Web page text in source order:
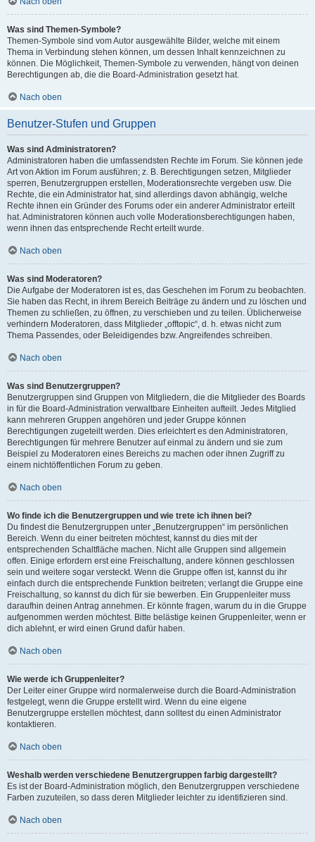
Was sind Themen-Symbole?
Themen-Symbole sind vom Autor ausgewählte Bilder, welche mit einem
Thema in Verbindung stehen können, um dessen Inhalt kennzeichnen zu
können. Die Möglichkeit, Themen-Symbole zu verwenden, hängt von deinen
Berechtigungen ab, die die Board-Administration gesetzt hat.
Nach oben
Benutzer-Stufen und Gruppen
Was sind Administratoren?
Administratoren haben die umfassendsten Rechte im Forum. Sie können jede
Art von Aktion im Forum ausführen; z. B. Berechtigungen setzen, Mitglieder
sperren, Benutzergruppen erstellen, Moderationsrechte vergeben usw. Die
Rechte, die ein Administrator hat, sind allerdings davon abhängig, welche
Rechte ihnen ein Gründer des Forums oder ein anderer Administrator erteilt
hat. Administratoren können auch volle Moderationsberechtigungen haben,
wenn ihnen das entsprechende Recht erteilt wurde.
Nach oben
Was sind Moderatoren?
Die Aufgabe der Moderatoren ist es, das Geschehen im Forum zu beobachten.
Sie haben das Recht, in ihrem Bereich Beiträge zu ändern und zu löschen und
Themen zu schließen, zu öffnen, zu verschieben und zu teilen. Üblicherweise
verhindern Moderatoren, dass Mitglieder „offtopic“, d. h. etwas nicht zum
Thema Passendes, oder Beleidigendes bzw. Angreifendes schreiben.
Nach oben
Was sind Benutzergruppen?
Benutzergruppen sind Gruppen von Mitgliedern, die die Mitglieder des Boards
in für die Board-Administration verwaltbare Einheiten aufteilt. Jedes Mitglied
kann mehreren Gruppen angehören und jeder Gruppe können
Berechtigungen zugeteilt werden. Dies erleichtert es den Administratoren,
Berechtigungen für mehrere Benutzer auf einmal zu ändern und sie zum
Beispiel zu Moderatoren eines Bereichs zu machen oder ihnen Zugriff zu
einem nichtöffentlichen Forum zu geben.
Nach oben
Wo finde ich die Benutzergruppen und wie trete ich ihnen bei?
Du findest die Benutzergruppen unter „Benutzergruppen“ im persönlichen
Bereich. Wenn du einer beitreten möchtest, kannst du dies mit der
entsprechenden Schaltfläche machen. Nicht alle Gruppen sind allgemein
offen. Einige erfordern erst eine Freischaltung, andere können geschlossen
sein und weitere sogar versteckt. Wenn die Gruppe offen ist, kannst du ihr
einfach durch die entsprechende Funktion beitreten; verlangt die Gruppe eine
Freischaltung, so kannst du dich für sie bewerben. Ein Gruppenleiter muss
daraufhin deinen Antrag annehmen. Er könnte fragen, warum du in die Gruppe
aufgenommen werden möchtest. Bitte belästige keinen Gruppenleiter, wenn er
dich ablehnt, er wird einen Grund dafür haben.
Nach oben
Wie werde ich Gruppenleiter?
Der Leiter einer Gruppe wird normalerweise durch die Board-Administration
festgelegt, wenn die Gruppe erstellt wird. Wenn du eine eigene
Benutzergruppe erstellen möchtest, dann solltest du einen Administrator
kontaktieren.
Nach oben
Weshalb werden verschiedene Benutzergruppen farbig dargestellt?
Es ist der Board-Administration möglich, den Benutzergruppen verschiedene
Farben zuzuteilen, so dass deren Mitglieder leichter zu identifizieren sind.
Nach oben